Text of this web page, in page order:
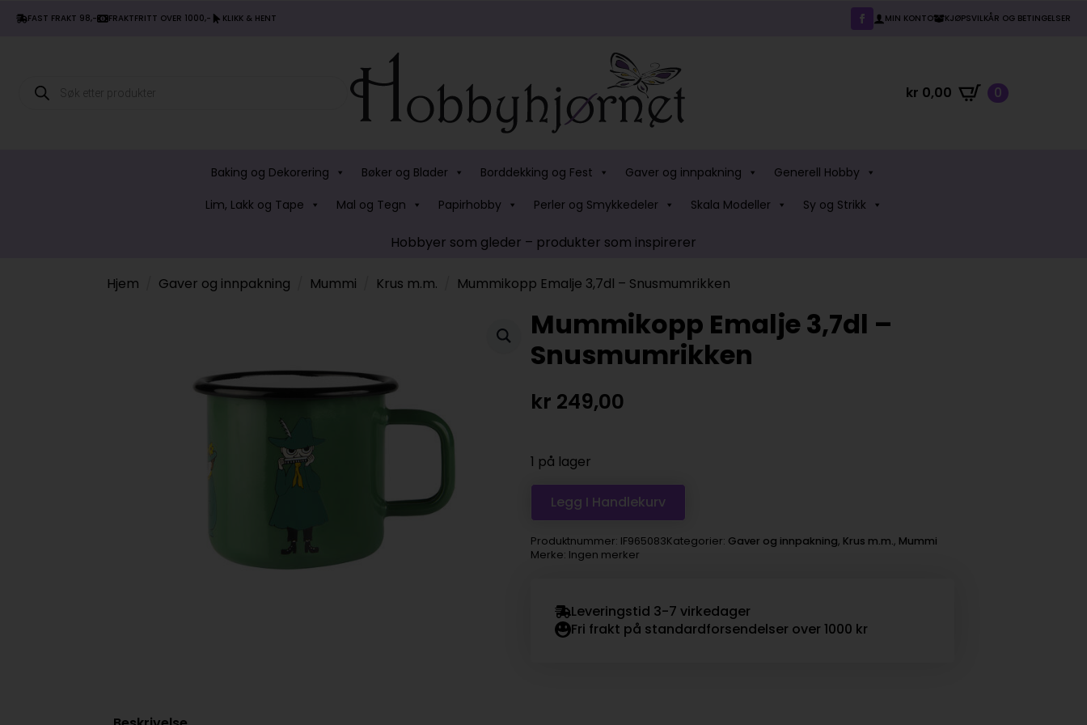
FAST FRAKT 98,- FRAKTFRITT OVER 1000,- KLIKK & HENT MIN KONTO KJØPSVILKÅR OG BETINGELSER
Products
search kr 0,00 0
Baking og Dekorering Bøker og Blader Borddekking og Fest Gaver og innpakning
Generell Hobby
Lim, Lakk og Tape
Mal og Tegn Papirhobby Perler og Smykkedeler Skala Modeller Sy og Strikk
Hobbyer som gleder – produkter som inspirerer
Hjem Gaver og innpakning Mummi Krus m.m. Mummikopp Emalje 3,7dl – Snusmumrikken
Mummikopp Emalje 3,7dl –
Snusmumrikken
kr 249,00
1 på lager
Legg I Handlekurv
Produktnummer: IF965083Kategorier: Gaver og innpakning, Krus m.m., Mummi
Merke: Ingen merker
Leveringstid 3-7 virkedager
Fri frakt på standardforsendelser over 1000 kr